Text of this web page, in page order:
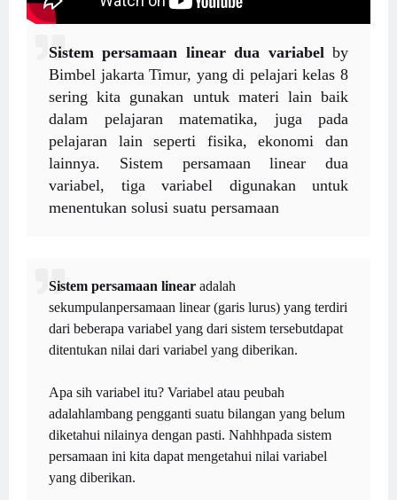
Sistem persamaan linear dua variabelby
Bimbel jakarta Timur, yang di pelajari kelas 8
sering kita gunakan untuk materi lain baik
dalam pelajaran matematika, juga pada
pelajaran lain seperti fisika, ekonomi dan
lainnya. Sistem persamaan linear dua
variabel, tiga variabel digunakan untuk
menentukan solusi suatu persamaan
Sistem persamaan linear adalah
sekumpulanpersamaan linear (garis lurus) yang terdiri
dari beberapa variabel yang dari sistem tersebutdapat
ditentukan nilai dari variabel yang diberikan.
Apa sih variabel itu? Variabel atau peubah
adalahlambang pengganti suatu bilangan yang belum
diketahui nilainya dengan pasti. Nahhhpada sistem
persamaan ini kita dapat mengetahui nilai variabel
yang diberikan.